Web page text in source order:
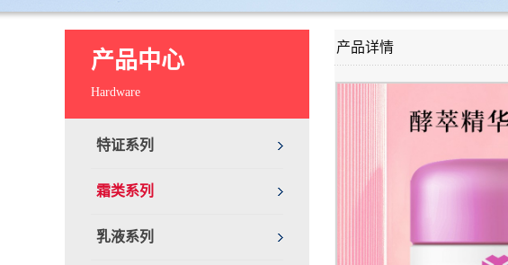
产品中心
Hardware
特证系列
霜类系列
乳液系列
产品详情